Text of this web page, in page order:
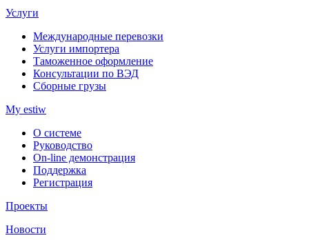
Услуги
Международные перевозки
Услуги импортера
Таможенное оформление
Консультации по ВЭД
Сборные грузы
My estiw
О системе
Руководство
On-line демонстрация
Поддержка
Регистрация
Проекты
Новости